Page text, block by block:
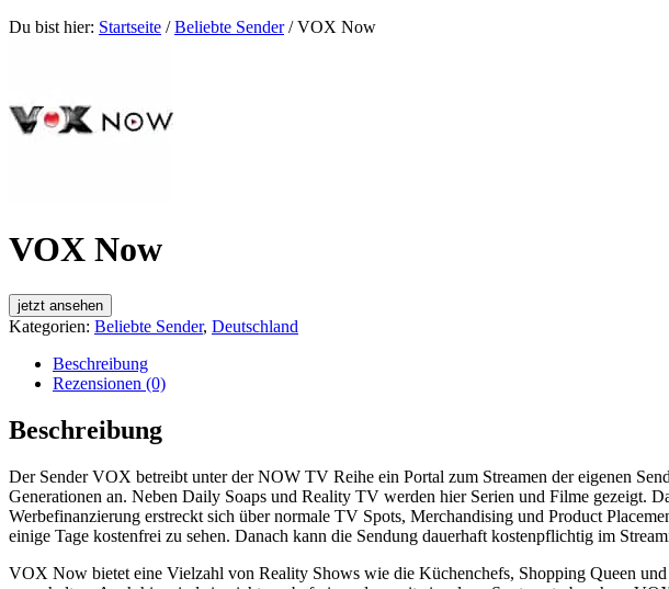
Du bist hier: Startseite / Beliebte Sender /VOX Now
VOX Now
jetzt ansehen
Kategorien: Beliebte Sender, Deutschland
Beschreibung
Rezensionen (0)
Beschreibung
Der Sender VOX betreibt unter der NOW TV Reihe ein Portal zum Streamen der eigenen
Generationen an. Neben Daily Soaps und Reality TV werden hier Serien und Filme gezeigt.
Werbefinanzierung erstreckt sich über normale TV Spots, Merchandising und Product
einige Tage kostenfrei zu sehen. Danach kann die Sendung dauerhaft kostenpflichtig im
VOX Now bietet eine Vielzahl von Reality Shows wie die Küchenchefs, Shopping Queen